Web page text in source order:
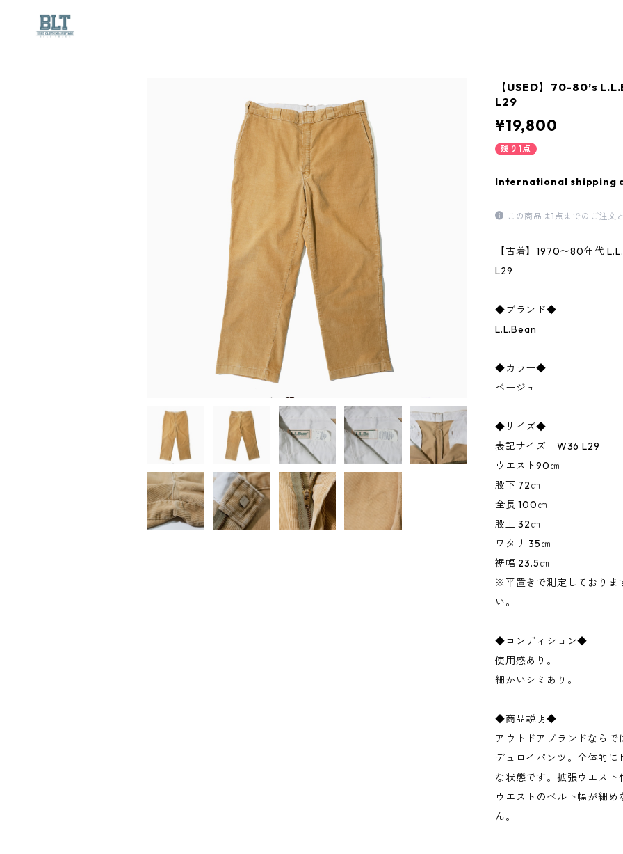
【USED】70-80’s
L29
¥19,800
残り1点
International shipping
この商品は1点までのご注文
【古着】1970〜80年代
L29
◆ブランド◆
L.L.Bean
◆カラー◆
ベージュ
◆サイズ◆
表記サイズ W36 L29
ウエスト90㎝
股下 72㎝
全長 100㎝
股上 32㎝
ワタリ 35㎝
裾幅 23.5㎝
※平置きで測定しておりま
い。
◆コンディション◆
使用感あり。
細かいシミあり。
◆商品説明◆
アウトドアブランドなら
デュロイパンツ。全体的
な状態です。拡張ウエスト
ウエストのベルト幅が細
ん。